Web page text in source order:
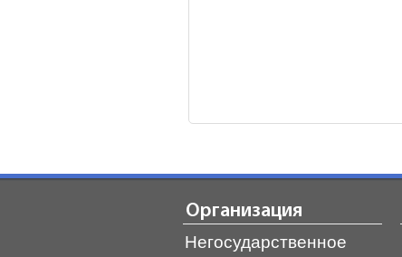
Организация
Негосударственное